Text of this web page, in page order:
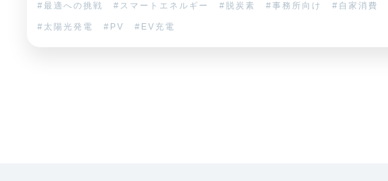
最適への挑戦 スマートエネルギー 脱炭素 事務所向け 自家消費
太陽光発電 PV EV充電